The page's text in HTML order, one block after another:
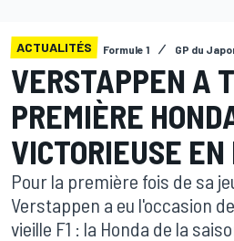
ACTUALITÉS Formule 1 GP du
VERSTAPPEN A
PREMIÈRE
VICTORIEUSE EN
Pour la première fois de sa
Verstappen a eu l'occasion
vieille F1 : la Honda de la